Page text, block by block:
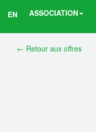
EN ASSOCIATION
← Retour aux offres